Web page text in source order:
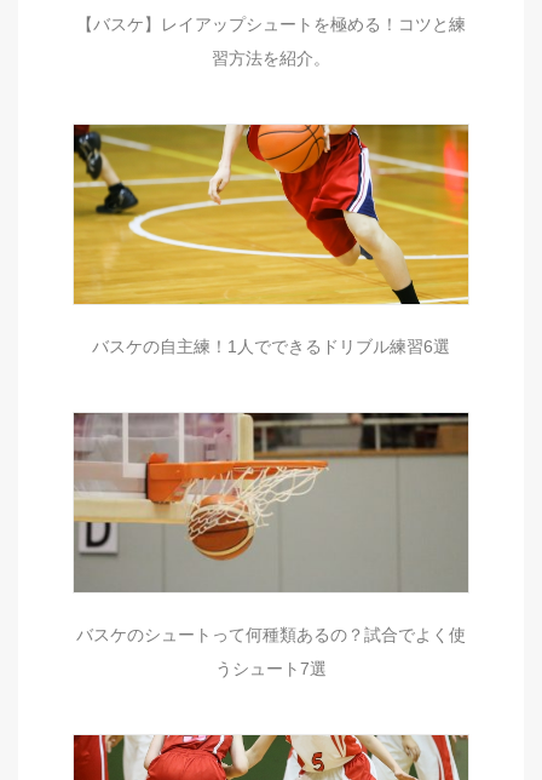
【バスケ】レイアップシュートを極める！コツと練
習方法を紹介。
バスケの自主練！1人でできるドリブル練習6選
バスケのシュートって何種類あるの？試合でよく使
うシュート7選